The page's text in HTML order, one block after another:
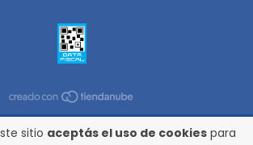
sitio aceptás el uso de cookies para